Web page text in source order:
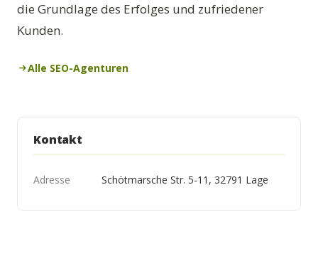
die Grundlage des Erfolges und zufriedener
Kunden.
Alle SEO-Agenturen
Kontakt
Adresse Schötmarsche Str. 5-11, 32791 Lage